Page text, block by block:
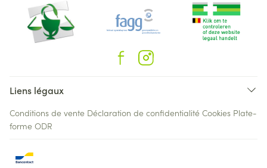
Liens légaux
Conditions de vente Déclaration de confidentialité Cookies Plate-
forme ODR